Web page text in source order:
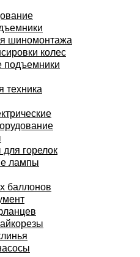
шиномонтажа
колес
подъемники
техника
горелок
лампы
баллонов